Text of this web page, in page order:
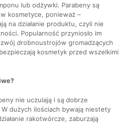
lub odżywki. Parabeny są
kosmetyce, ponieważ –
na działanie produktu, czyli nie
Popularność przyniosło im
drobnoustrojów gromadzących
kosmetyk przed wszelkimi
nie uczulają i są dobrze
dużych ilościach bywają niestety
rakotwórcze, zaburzają